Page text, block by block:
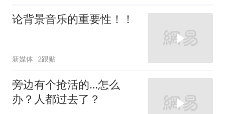
论背景音乐的重要性！！
新媒体 2跟贴
旁边有个抢活的…怎么
办？人都过去了？